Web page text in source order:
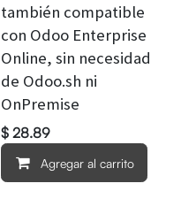
también compatible
con Odoo Enterprise
Online, sin necesidad
de Odoo.sh ni
OnPremise
$ 28.89
Agregar al carrito